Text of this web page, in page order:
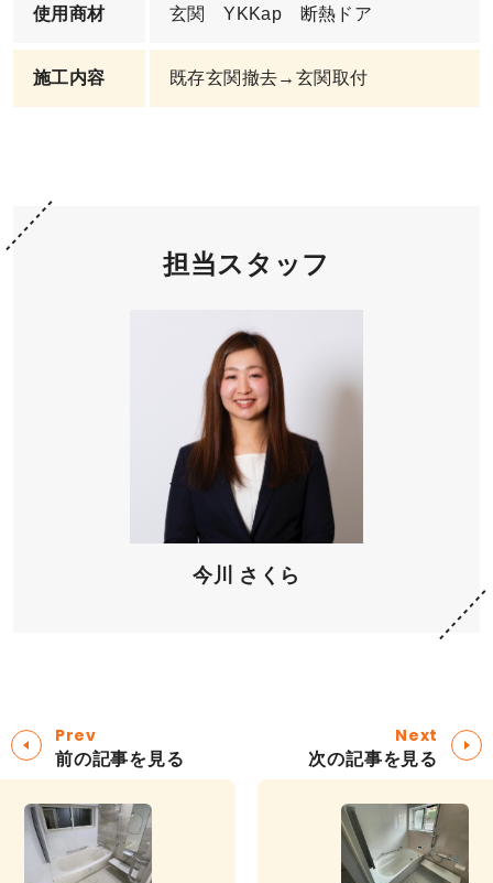
使用商材 玄関 YKKap 断熱ドア
施工内容 既存玄関撤去→玄関取付
担当スタッフ
今川 さくら
Prev
前の記事を見る
Next
次の記事を見る